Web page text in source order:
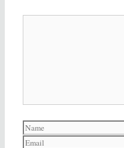
Name